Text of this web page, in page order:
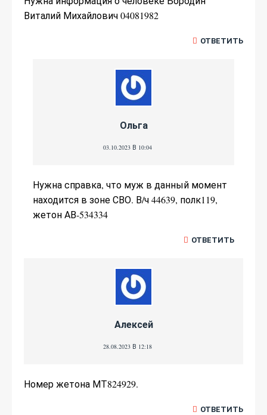
Виталий Михайлович 04081982
ОТВЕТИТЬ
Ольга
03.10.2023 В 10:04
Нужна справка, что муж в данный момент
находится в зоне СВО. В/ч 44639, полк119,
жетон АВ-534334
ОТВЕТИТЬ
Алексей
28.08.2023 В 12:18
Номер жетона МТ824929.
ОТВЕТИТЬ